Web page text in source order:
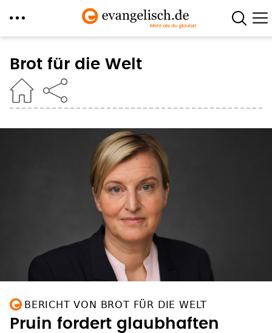
zum
Inhalt
Brot für die Welt
BERICHT VON BROT FÜR DIE WELT
Pruin fordert glaubhaften